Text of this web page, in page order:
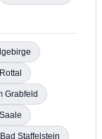
Grabfeld
Bad Staffelstein